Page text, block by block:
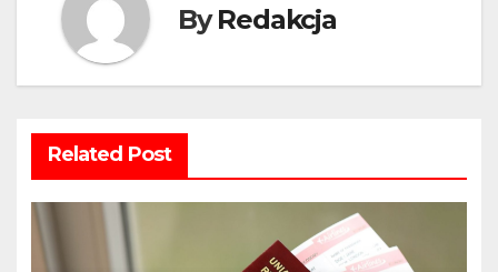
ByRedakcja
Related Post